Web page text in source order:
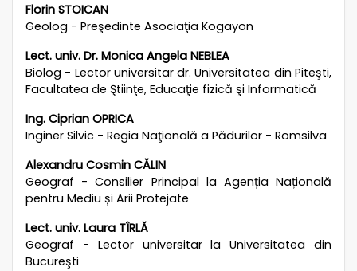
Florin STOICAN
Geolog - Preşedinte Asociaţia Kogayon
Lect. univ. Dr. Monica Angela NEBLEA
Biolog - Lector universitar dr. Universitatea din Piteşti,
Facultatea de Ştiinţe, Educaţie fizică şi Informatică
Ing. Ciprian OPRICA
Inginer Silvic - Regia Naţională a Pădurilor - Romsilva
Alexandru Cosmin CĂLIN
Geograf - Consilier Principal la Agenția Națională
pentru Mediu și Arii Protejate
Lect. univ. Laura TÎRLĂ
Geograf - Lector universitar la Universitatea din
Bucureşti